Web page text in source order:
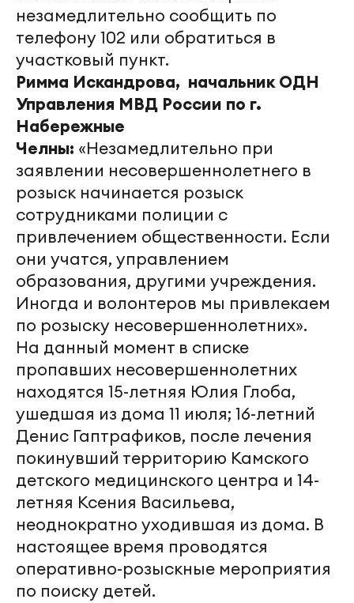
незамедлительно сообщить по
телефону 102 или обратиться в
участковый пункт.
Римма Искандрова, начальник ОДН
Управления МВД России по г.
Набережные
Челны: «Незамедлительно при
заявлении несовершеннолетнего в
розыск начинается розыск
сотрудниками полиции с
привлечением общественности. Если
они учатся, управлением
образования, другими учреждения.
Иногда и волонтеров мы привлекаем
по розыску несовершеннолетних».
На данный момент в списке
пропавших несовершеннолетних
находятся 15-летняя Юлия Глоба,
ушедшая из дома 11 июля; 16-летний
Денис Гаптрафиков, после лечения
покинувший территорию Камского
детского медицинского центра и 14-
летняя Ксения Васильева,
неоднократно уходившая из дома. В
настоящее время проводятся
оперативно-розыскные мероприятия
по поиску детей.